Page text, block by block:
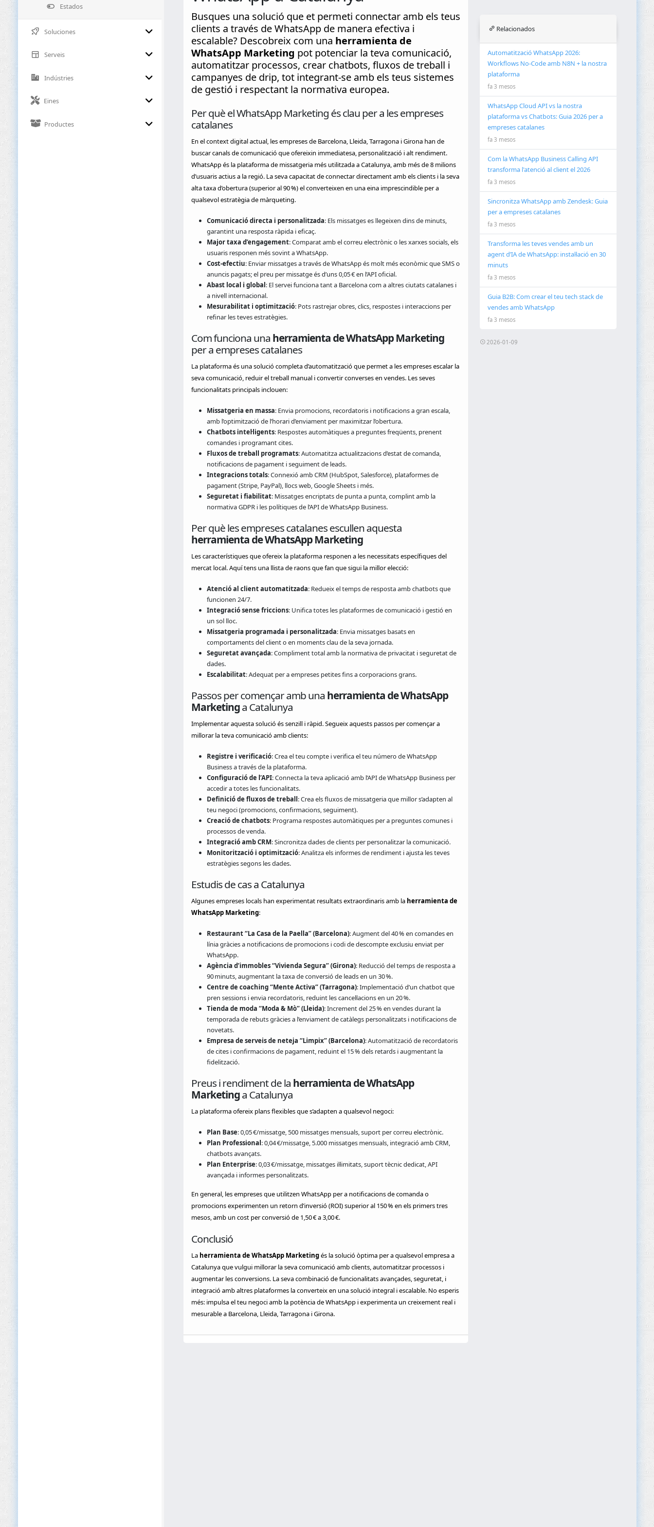
Estados
Soluciones
Serveis
Indústries
Eines
Productes
Busques una solució que et permeti connectar amb els teus
clients a través de WhatsApp de manera efectiva i
escalable? Descobreix com una herramienta de
WhatsApp Marketing pot potenciar la teva comunicació,
automatitzar processos, crear chatbots, fluxos de treball i
campanyes de drip, tot integrant-se amb els teus sistemes
de gestió i respectant la normativa europea.
Per què el WhatsApp Marketing és clau per a les empreses
catalanes
En el context digital actual, les empreses de Barcelona, Lleida, Tarragona i Girona han de
buscar canals de comunicació que ofereixin immediatesa, personalització i alt rendiment.
WhatsApp és la plataforma de missatgeria més utilitzada a Catalunya, amb més de 8 milions
d’usuaris actius a la regió. La seva capacitat de connectar directament amb els clients i la seva
alta taxa d’obertura (superior al 90 %) el converteixen en una eina imprescindible per a
qualsevol estratègia de màrqueting.
Comunicació directa i personalitzada: Els missatges es llegeixen dins de minuts,
garantint una resposta ràpida i eficaç.
Major taxa d’engagement: Comparat amb el correu electrònic o les xarxes socials, els
usuaris responen més sovint a WhatsApp.
Cost-efectiu: Enviar missatges a través de WhatsApp és molt més econòmic que SMS o
anuncis pagats; el preu per missatge és d’uns 0,05 € en l’API oficial.
Abast local i global: El servei funciona tant a Barcelona com a altres ciutats catalanes i
a nivell internacional.
Mesurabilitat i optimització: Pots rastrejar obres, clics, respostes i interaccions per
refinar les teves estratègies.
Com funciona una herramienta de WhatsApp Marketing
per a empreses catalanes
La plataforma és una solució completa d’automatització que permet a les empreses escalar la
seva comunicació, reduir el treball manual i convertir converses en vendes. Les seves
funcionalitats principals inclouen:
Missatgeria en massa: Envia promocions, recordatoris i notificacions a gran escala,
amb l’optimització de l’horari d’enviament per maximitzar l’obertura.
Chatbots intel·ligents: Respostes automàtiques a preguntes freqüents, prenent
comandes i programant cites.
Fluxos de treball programats: Automatitza actualitzacions d’estat de comanda,
notificacions de pagament i seguiment de leads.
Integracions totals: Connexió amb CRM (HubSpot, Salesforce), plataformes de
pagament (Stripe, PayPal), llocs web, Google Sheets i més.
Seguretat i fiabilitat: Missatges encriptats de punta a punta, complint amb la
normativa GDPR i les polítiques de l’API de WhatsApp Business.
Per què les empreses catalanes escullen aquesta
herramienta de WhatsApp Marketing
Les característiques que ofereix la plataforma responen a les necessitats específiques del
mercat local. Aquí tens una llista de raons que fan que sigui la millor elecció:
Atenció al client automatitzada: Redueix el temps de resposta amb chatbots que
funcionen 24/7.
Integració sense friccions: Unifica totes les plataformes de comunicació i gestió en
un sol lloc.
Missatgeria programada i personalitzada: Envia missatges basats en
comportaments del client o en moments clau de la seva jornada.
Seguretat avançada: Compliment total amb la normativa de privacitat i seguretat de
dades.
Escalabilitat: Adequat per a empreses petites fins a corporacions grans.
Passos per començar amb una herramienta de WhatsApp
Marketinga Catalunya
Implementar aquesta solució és senzill i ràpid. Segueix aquests passos per començar a
millorar la teva comunicació amb clients:
Registre i verificació: Crea el teu compte i verifica el teu número de WhatsApp
Business a través de la plataforma.
Configuració de l’API: Connecta la teva aplicació amb l’API de WhatsApp Business per
accedir a totes les funcionalitats.
Definició de fluxos de treball: Crea els fluxos de missatgeria que millor s’adapten al
teu negoci (promocions, confirmacions, seguiment).
Creació de chatbots: Programa respostes automàtiques per a preguntes comunes i
processos de venda.
Integració amb CRM: Sincronitza dades de clients per personalitzar la comunicació.
Monitorització i optimització: Analitza els informes de rendiment i ajusta les teves
estratègies segons les dades.
Estudis de cas a Catalunya
Algunes empreses locals han experimentat resultats extraordinaris amb la herramienta de
WhatsApp Marketing:
Restaurant “La Casa de la Paella” (Barcelona): Augment del 40 % en comandes en
línia gràcies a notificacions de promocions i codi de descompte exclusiu enviat per
WhatsApp.
Agència d’immobles “Vivienda Segura” (Girona): Reducció del temps de resposta a
90 minuts, augmentant la taxa de conversió de leads en un 30 %.
Centre de coaching “Mente Activa” (Tarragona): Implementació d’un chatbot que
pren sessions i envia recordatoris, reduint les cancel·lacions en un 20 %.
Tienda de moda “Moda & Mò” (Lleida): Increment del 25 % en vendes durant la
temporada de rebuts gràcies a l’enviament de catàlegs personalitzats i notificacions de
novetats.
Empresa de serveis de neteja “Limpix” (Barcelona): Automatització de recordatoris
de cites i confirmacions de pagament, reduint el 15 % dels retards i augmentant la
fidelització.
Preus i rendiment de la herramienta de WhatsApp
Marketinga Catalunya
La plataforma ofereix plans flexibles que s’adapten a qualsevol negoci:
Plan Base: 0,05 €/missatge, 500 missatges mensuals, suport per correu electrònic.
Plan Professional: 0,04 €/missatge, 5.000 missatges mensuals, integració amb CRM,
chatbots avançats.
Plan Enterprise: 0,03 €/missatge, missatges il·limitats, suport tècnic dedicat, API
avançada i informes personalitzats.
En general, les empreses que utilitzen WhatsApp per a notificacions de comanda o
promocions experimenten un retorn d’inversió (ROI) superior al 150 % en els primers tres
mesos, amb un cost per conversió de 1,50 € a 3,00 €.
Conclusió
La herramienta de WhatsApp Marketingés la solució òptima per a qualsevol empresa a
Catalunya que vulgui millorar la seva comunicació amb clients, automatitzar processos i
augmentar les conversions. La seva combinació de funcionalitats avançades, seguretat, i
integració amb altres plataformes la converteix en una solució integral i escalable. No esperis
més: impulsa el teu negoci amb la potència de WhatsApp i experimenta un creixement real i
mesurable a Barcelona, Lleida, Tarragona i Girona.
Relacionados
Automatització WhatsApp 2026:
Workflows No-Code amb N8N + la nostra
plataforma
fa 3 mesos
WhatsApp Cloud API vs la nostra
plataforma vs Chatbots: Guia 2026 per a
empreses catalanes
fa 3 mesos
Com la WhatsApp Business Calling API
transforma l'atenció al client el 2026
fa 3 mesos
Sincronitza WhatsApp amb Zendesk: Guia
per a empreses catalanes
fa 3 mesos
Transforma les teves vendes amb un
agent d’IA de WhatsApp: instal·lació en 30
minuts
fa 3 mesos
Guia B2B: Com crear el teu tech stack de
vendes amb WhatsApp
fa 3 mesos
2026-01-09